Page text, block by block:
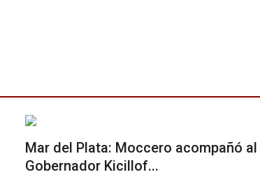
Mar del Plata: Moccero acompañó al
Gobernador Kicillof...